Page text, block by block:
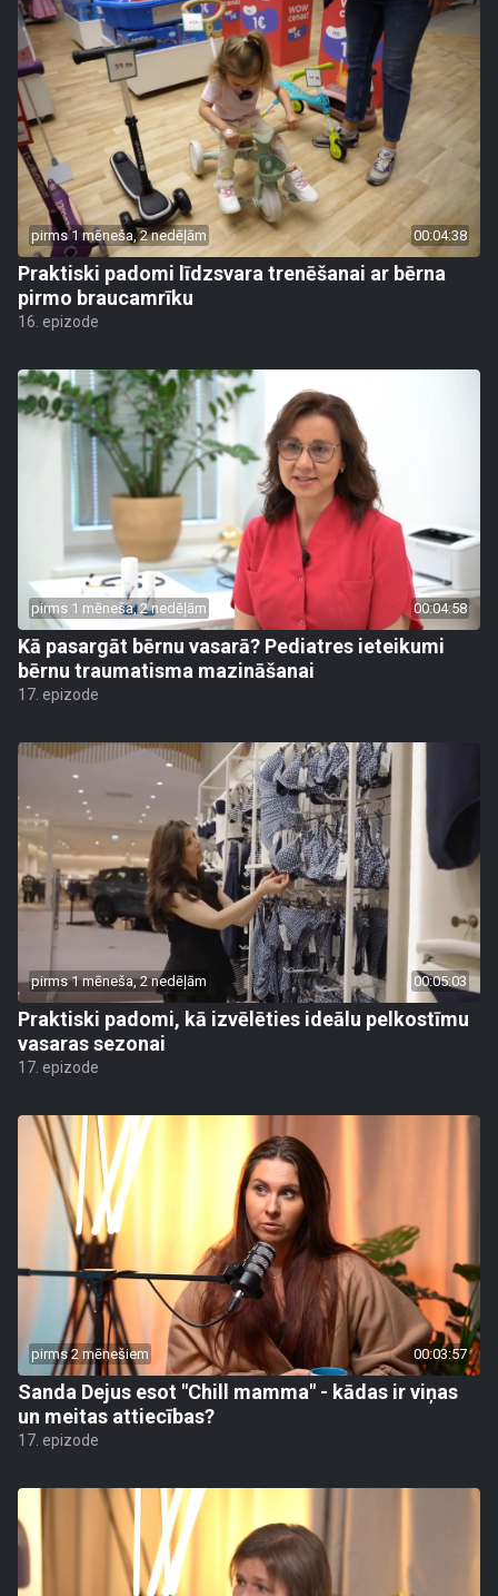
pirms 1 mēneša, 2 nedēļām 00:04:38
Praktiski padomi līdzsvara trenēšanai ar bērna
pirmo braucamrīku
16. epizode
pirms 1 mēneša, 2 nedēļām 00:04:58
Kā pasargāt bērnu vasarā? Pediatres ieteikumi
bērnu traumatisma mazināšanai
17. epizode
pirms 1 mēneša, 2 nedēļām 00:05:03
Praktiski padomi, kā izvēlēties ideālu pelkostīmu
vasaras sezonai
17. epizode
pirms 2 mēnešiem 00:03:57
Sanda Dejus esot "Chill mamma" - kādas ir viņas
un meitas attiecības?
17. epizode